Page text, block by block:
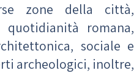
zone della città,
romana,
sociale e
archeologici, inoltre,